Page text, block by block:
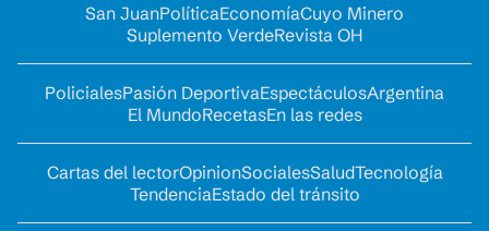
San JuanPolíticaEconomíaCuyo Minero
Suplemento VerdeRevista OH
PolicialesPasión DeportivaEspectáculosArgentina
El MundoRecetasEn las redes
Cartas del lectorOpinionSocialesSaludTecnología
TendenciaEstado del tránsito